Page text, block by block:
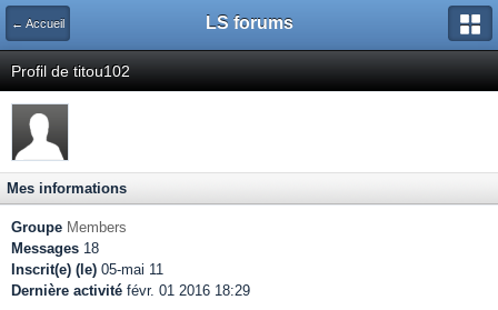
← Accueil LS forums
Profil de titou102
Mes informations
Groupe Members
Messages 18
Inscrit(e) (le) 05-mai 11
Dernière activité févr. 01 2016 18:29